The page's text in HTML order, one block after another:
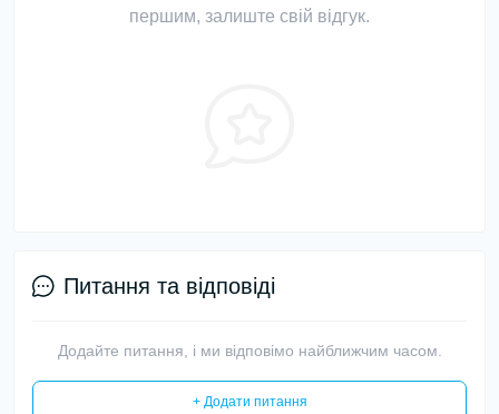
першим, залиште свій відгук.
Питання та відповіді
Додайте питання, і ми відповімо найближчим часом.
+ Додати питання